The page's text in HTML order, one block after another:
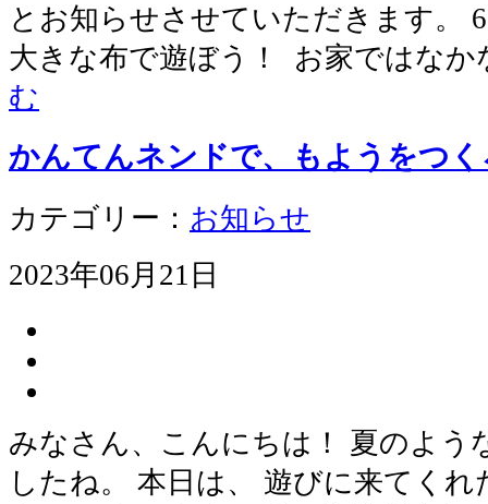
とお知らせさせていただきます。
大きな布で遊ぼう！ お家ではな
む
かんてんネンドで、もようをつく
カテゴリー： お知らせ
2023年06月21日
みなさん、こんにちは！ 夏のよう
したね。 本日は、 遊びに来てく